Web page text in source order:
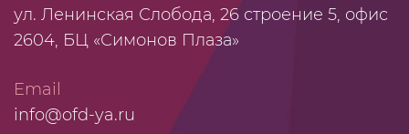
ул. Ленинская Слобода, 26 строение 5, офис
2604, БЦ «Симонов Плаза»
Email
info@ofd-ya.ru